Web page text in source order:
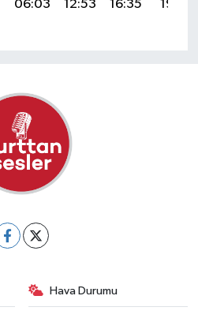
06:03 12:53 16:35 19:33
Hava Durumu